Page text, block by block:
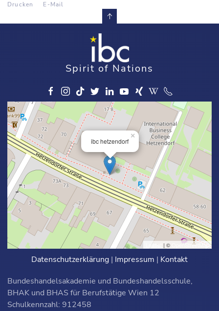
Drucken E-Mail
Spirit of Nations
ibc hetzendorf
×
Leaflet | © OpenStreetMap
Datenschutzerklärung | Impressum | Kontakt
Bundeshandelsakademie und Bundeshandelsschule,
BHAK und BHAS für Berufstätige Wien 12
Schulkennzahl: 912458